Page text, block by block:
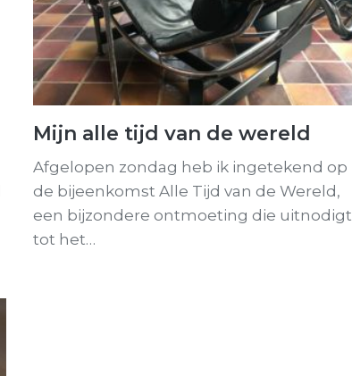
Mijn alle tijd van de wereld
Afgelopen zondag heb ik ingetekend op
de bijeenkomst Alle Tijd van de Wereld,
een bijzondere ontmoeting die uitnodigt
tot het…